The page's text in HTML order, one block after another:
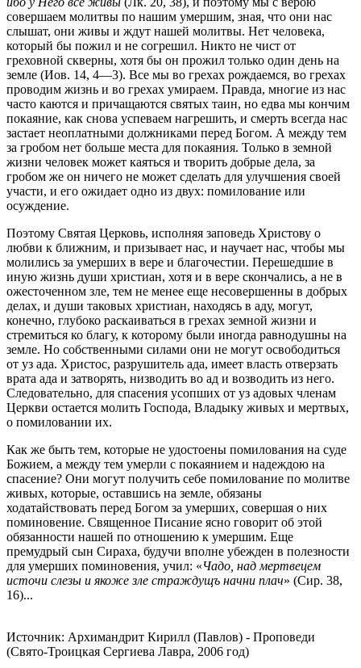
совершаем молитвы по нашим умершим, зная, что они нас
слышат, они живы и ждут нашей молитвы. Нет человека,
который бы пожил и не согрешил. Никто не чист от
греховной скверны, хотя бы он прожил только один день на
земле (Иов. 14, 4—3). Все мы во грехах рождаемся, во грехах
проводим жизнь и во грехах умираем. Правда, многие из нас
часто каются и причащаются святых таин, но едва мы кончим
покаяние, как снова успеваем нагрешить, и смерть всегда нас
застает неоплатными должниками перед Богом. А между тем
за гробом нет больше места для покаяния. Только в земной
жизни человек может каяться и творить добрые дела, за
гробом же он ничего не может сделать для улучшения своей
участи, и его ожидает одно из двух: помилование или
осуждение.
Поэтому Святая Церковь, исполняя заповедь Христову о
любви к ближним, и призывает нас, и научает нас, чтобы мы
молились за умерших в вере и благочестии. Перешедшие в
иную жизнь души христиан, хотя и в вере скончались, а не в
ожесточенном зле, тем не менее еще несовершенны в добрых
делах, и души таковых христиан, находясь в аду, могут,
конечно, глубоко раскаиваться в грехах земной жизни и
стремиться ко благу, к которому были иногда равнодушны на
земле. Но собственными силами они не могут освободиться
от уз ада. Христос, разрушитель ада, имеет власть отверзать
врата ада и затворять, низводить во ад и возводить из него.
Следовательно, для спасения усопших от уз адовых членам
Церкви остается молить Господа, Владыку живых и мертвых,
о помиловании их.
Как же быть тем, которые не удостоены помилования на суде
Божием, а между тем умерли с покаянием и надеждою на
спасение? Они могут получить себе помилование по молитве
живых, которые, оставшись на земле, обязаны
ходатайствовать перед Богом за умерших, совершая о них
поминовение. Священное Писание ясно говорит об этой
обязанности нашей по отношению к умершим. Еще
премудрый сын Сираха, будучи вполне убежден в полезности
для умерших поминовения, учил: «Чадо, над мертвецем
источи слезы и якоже зле страждущъ начни плач» (Сир. 38,
16)...
Источник: Архимандрит Кирилл (Павлов) - Проповеди
(Свято-Троицкая Сергиева Лавра, 2006 год)